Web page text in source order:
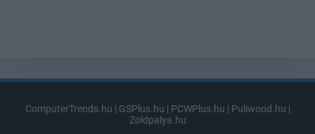
ComputerTrends.hu | GSPlus.hu | PCWPlus.hu | Puliwood.hu |
Zoldpalya.hu